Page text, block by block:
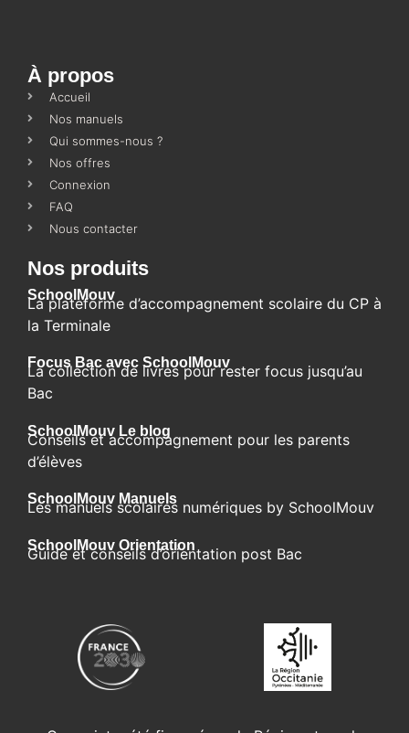
À propos
Accueil
Nos manuels
Qui sommes-nous ?
Nos offres
Connexion
FAQ
Nous contacter
Nos produits
SchoolMouv
La plateforme d’accompagnement scolaire du CP à
la Terminale
Focus Bac avec SchoolMouv
La collection de livres pour rester focus jusqu’au
Bac
SchoolMouv Le blog​
Conseils et accompagnement pour les parents
d’élèves
SchoolMouv Manuels
Les manuels scolaires numériques by SchoolMouv
SchoolMouv Orientation
Guide et conseils d’orientation post Bac